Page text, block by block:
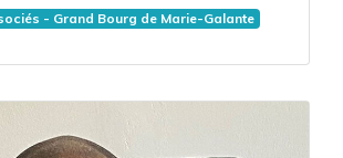
- Grand Bourg de Marie-Galante